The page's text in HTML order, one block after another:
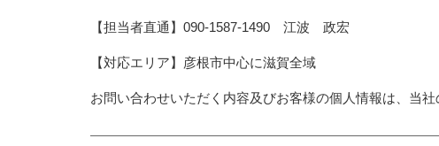
【担当者直通】090-1587-1490 江波 政宏
【対応エリア】彦根市中心に滋賀全域
お問い合わせいただく内容及びお客様の個人情報は、当